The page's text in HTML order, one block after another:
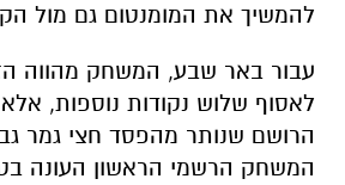
להמשיך את המומנטום גם מול
עבור באר שבע, המשחק מהווה
לאסוף שלוש נקודות נוספות,
הרושם שנותר מהפסד חצי גמר
המשחק הרשמי הראשון העונה